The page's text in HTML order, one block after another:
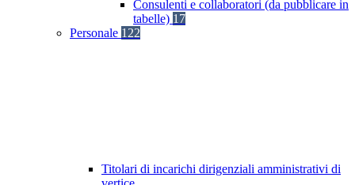
Consulenti e collaboratori (da pubblicare in
tabelle) 17
Personale 122
Titolari di incarichi dirigenziali amministrativi di